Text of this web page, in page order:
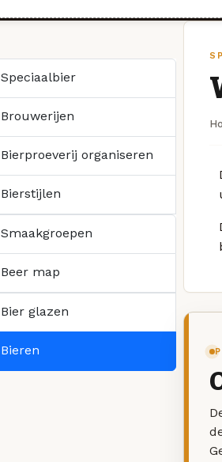
Speciaalbier
Brouwerijen
Bierproeverij organiseren
Bierstijlen
Smaakgroepen
Beer map
Bier glazen
Bieren